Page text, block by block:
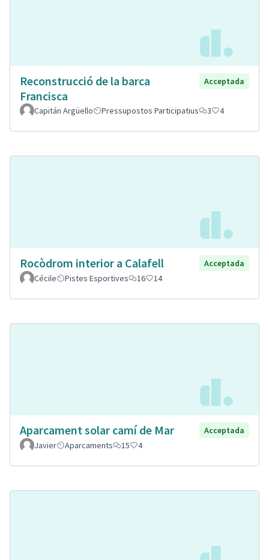
Reconstrucció de la barca
Francisca
Acceptada
Capitán Argüello Pressupostos Participatius 3 4
Rocòdrom interior a Calafell
Acceptada
Cécile
Pistes Esportives 16 14
Aparcament solar camí de Mar
Acceptada
Javier
Aparcaments 15 4